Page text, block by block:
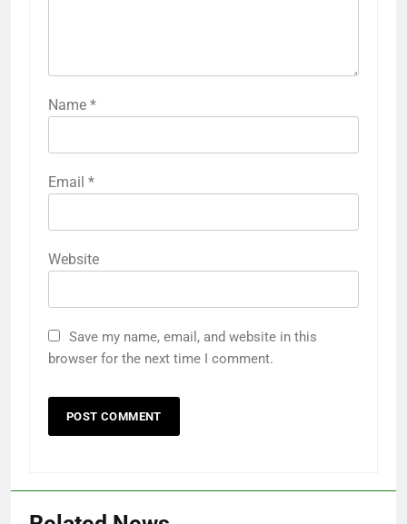
Name *
Email *
Website
Save my name, email, and website in this
browser for the next time I comment.